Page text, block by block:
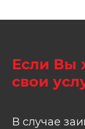
Если Вы
свои
В случае